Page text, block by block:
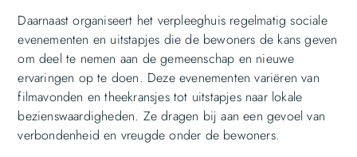
Daarnaast organiseert het verpleeghuis regelmatig sociale
evenementen en uitstapjes die de bewoners de kans geven
om deel te nemen aan de gemeenschap en nieuwe
ervaringen op te doen. Deze evenementen variëren van
filmavonden en theekransjes tot uitstapjes naar lokale
bezienswaardigheden. Ze dragen bij aan een gevoel van
verbondenheid en vreugde onder de bewoners.